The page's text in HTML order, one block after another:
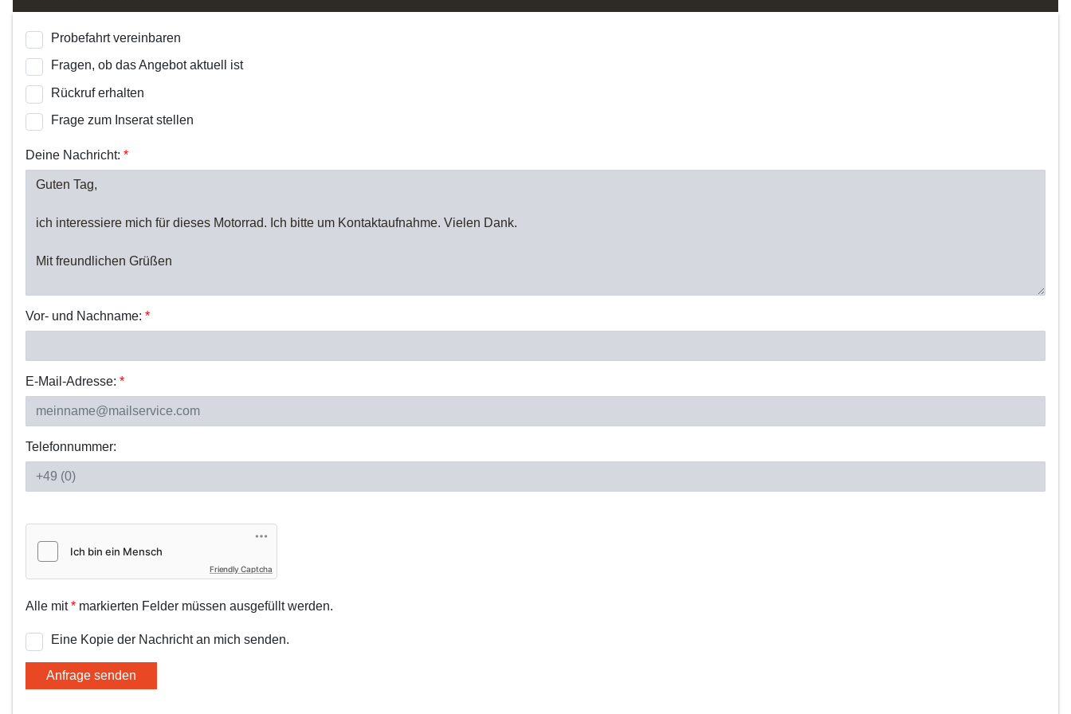
Probefahrt vereinbaren
Fragen, ob das Angebot aktuell ist
Rückruf erhalten
Frage zum Inserat stellen
Deine Nachricht: *
Vor- und Nachname: *
E-Mail-Adresse: *
Telefonnummer:
Friendly Captcha
Alle mit* markierten Felder müssen ausgefüllt werden.
Eine Kopie der Nachricht an mich senden.
Anfrage senden